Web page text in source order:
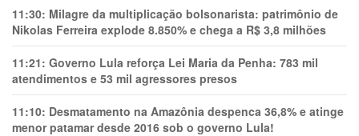
11:30: Milagre da multiplicação bolsonarista: patrimônio de
Nikolas Ferreira explode 8.850% e chega a R$ 3,8 milhões
11:21: Governo Lula reforça Lei Maria da Penha: 783 mil
atendimentos e 53 mil agressores presos
11:10: Desmatamento na Amazônia despenca 36,8% e atinge
menor patamar desde 2016 sob o governo Lula!